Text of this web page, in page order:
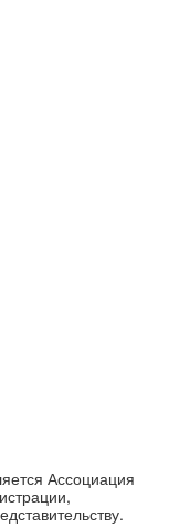
Ассоциация